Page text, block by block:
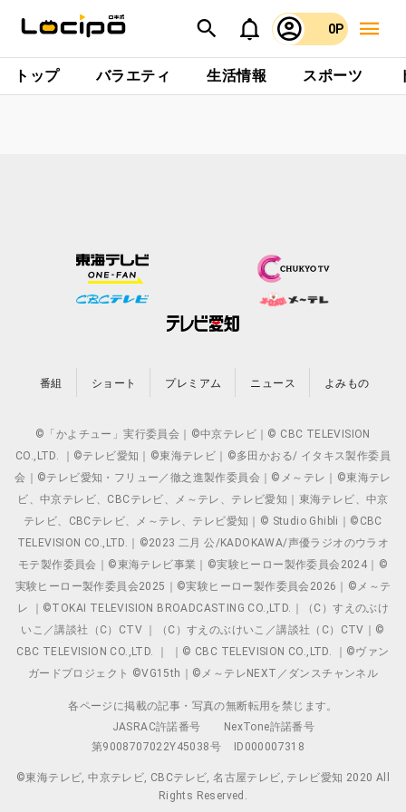
0P
トップ バラエティ 生活情報 スポーツ
番組 ショート プレミアム ニュース よみもの
©「かよチュー」実行委員会｜©中京テレビ｜© CBC TELEVISION
CO.,LTD. ｜©テレビ愛知｜©東海テレビ｜©多田かおる/ イタキス製作委員
会｜©テレビ愛知・フリュー／徹之進製作委員会｜©メ～テレ｜©東海テレ
ビ、中京テレビ、CBCテレビ、メ～テレ、テレビ愛知｜東海テレビ、中京
テレビ、CBCテレビ、メ～テレ、テレビ愛知｜© Studio Ghibli｜©CBC
TELEVISION CO.,LTD.｜©2023 二月 公/KADOKAWA/声優ラジオのウラオ
モテ製作委員会｜©東海テレビ事業｜©実験ヒーロー製作委員会2024｜©
実験ヒーロー製作委員会2025｜©実験ヒーロー製作委員会2026｜©メ～テ
レ ｜©TOKAI TELEVISION BROADCASTING CO.,LTD.｜（C）すえのぶけ
いこ／講談社（C）CTV ｜（C）すえのぶけいこ／講談社（C）CTV｜©
CBC TELEVISION CO.,LTD. ｜ ｜© CBC TELEVISION CO.,LTD. ｜©ヴァン
ガードプロジェクト ©VG15th｜©メ～テレNEXT／ダンスチャンネル
各ページに掲載の記事・写真の無断転用を禁じます。
JASRAC許諾番号
NexTone許諾番号
第9008707022Y45038号
ID000007318
©東海テレビ, 中京テレビ, CBCテレビ, 名古屋テレビ, テレビ愛知 2020 All
Rights Reserved.